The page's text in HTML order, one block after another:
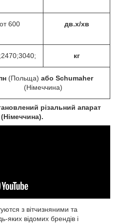
от 600 дв.х/хв
кг
(Польща) або Schumaher
(Німеччина)
різальний апарат
з вітчизняними та
яких відомих брендів і